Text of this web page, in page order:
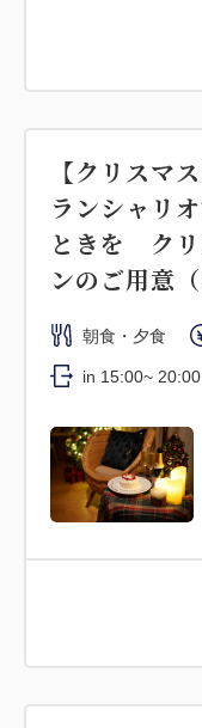
【クリスマ
ランシャリ
ときを クリ
ンのご用意（
朝食・夕食
in 15:00~